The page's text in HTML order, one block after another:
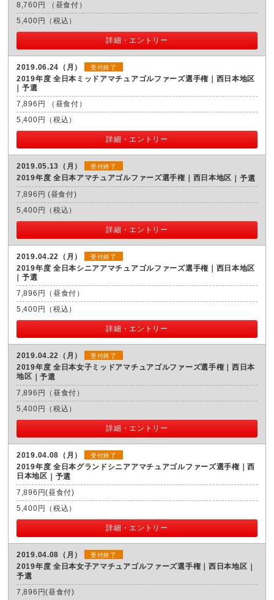
8,760円 （昼食付）
5,400円（税込）
詳細・エントリー
2019.06.24（月） 受付終了
2019年度 全日本ミッドアマチュアゴルファーズ選手権｜西日本地区
予選
7,896円 （昼食付）
5,400円（税込）
詳細・エントリー
2019.05.13（月） 受付終了
2019年度 全日本アマチュアゴルファーズ選手権｜西日本地区
予選
7,896円 (昼食付)
5,400円（税込）
詳細・エントリー
2019.04.22（月） 受付終了
2019年度 全日本シニアアマチュアゴルファーズ選手権｜西日本地区
予選
7,896円（昼食付）
5,400円（税込）
詳細・エントリー
2019.04.22（月） 受付終了
2019年度 全日本女子ミッドアマチュアゴルファーズ選手権｜西日本
地区
予選
7,896円（昼食付）
5,400円（税込）
詳細・エントリー
2019.04.08（月） 受付終了
2019年度 全日本グランドシニアアマチュアゴルファーズ選手権｜西
日本地区
予選
7,896円(昼食付)
5,400円（税込）
詳細・エントリー
2019.04.08（月） 受付終了
2019年度 全日本女子アマチュアゴルファーズ選手権｜西日本地区
予選
7,896円(昼食付)